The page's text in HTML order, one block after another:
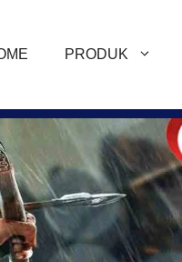
PRODUK